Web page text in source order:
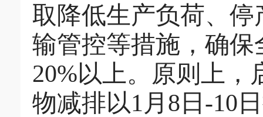
取降低生产负荷、
输管控等措施，确保
20%以上。原则上，
物减排以1 月 8 日 -10